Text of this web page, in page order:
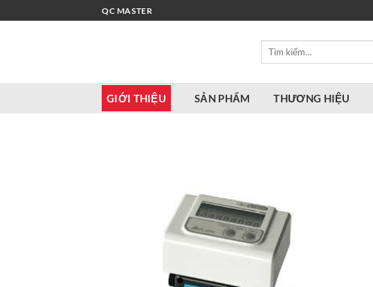
qua
QC MASTER
Tìm
GIỚI THIỆU SẢN PHẨM THƯƠNG HIỆU